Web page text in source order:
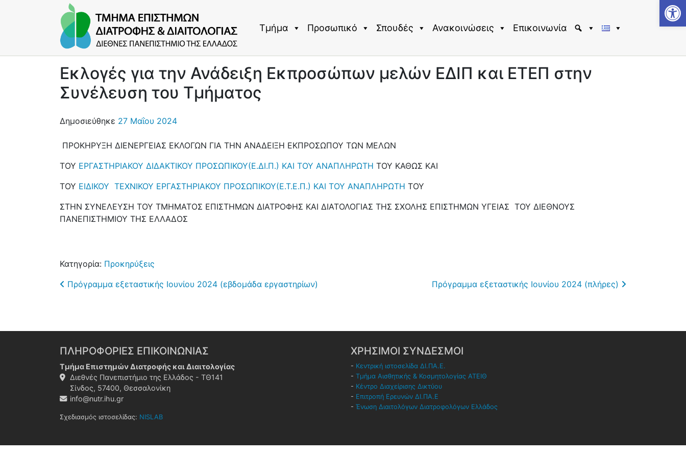
Τμήμα Προσωπικό Σπουδές Ανακοινώσεις Επικοινωνία
Εκλογές για την Ανάδειξη Εκπροσώπων μελών ΕΔΙΠ και ΕΤΕΠ στην
Συνέλευση του Τμήματος
Δημοσιεύθηκε 27 Μαΐου 2024
ΠΡΟΚΗΡΥΞΗ ΔΙΕΝΕΡΓΕΙΑΣ ΕΚΛΟΓΩΝ ΓΙΑ ΤΗΝ ΑΝΑΔΕΙΞΗ ΕΚΠΡΟΣΩΠΟΥ ΤΩΝ ΜΕΛΩΝ
ΤΟΥ ΕΡΓΑΣΤΗΡΙΑΚΟΥ ΔΙΔΑΚΤΙΚΟΥ ΠΡΟΣΩΠΙΚΟΥ(Ε.ΔΙ.Π.) ΚΑΙ ΤΟΥ ΑΝΑΠΛΗΡΩΤΗ ΤΟΥ ΚΑΘΩΣ ΚΑΙ
ΤΟΥ ΕΙΔΙΚΟΥ ΤΕΧΝΙΚΟΥ ΕΡΓΑΣΤΗΡΙΑΚΟΥ ΠΡΟΣΩΠΙΚΟΥ(Ε.Τ.Ε.Π.) ΚΑΙ ΤΟΥ ΑΝΑΠΛΗΡΩΤΗ ΤΟΥ
ΣΤΗΝ ΣΥΝΕΛΕΥΣΗ ΤΟΥ ΤΜΗΜΑΤΟΣ ΕΠΙΣΤΗΜΩΝ ΔΙΑΤΡΟΦΗΣ ΚΑΙ ΔΙΑΤΟΛΟΓΙΑΣ ΤΗΣ ΣΧΟΛΗΣ ΕΠΙΣΤΗΜΩΝ ΥΓΕΙΑΣ ΤΟΥ ΔΙΕΘΝΟΥΣ
ΠΑΝΕΠΙΣΤΗΜΙΟΥ ΤΗΣ ΕΛΛΑΔΟΣ
Κατηγορία: Προκηρύξεις
Post navigation
Πρόγραμμα εξεταστικής Ιουνίου 2024 (εβδομάδα εργαστηρίων) Πρόγραμμα εξεταστικής Ιουνίου 2024 (πλήρες)
ΠΛΗΡΟΦΟΡΙΕΣ ΕΠΙΚΟΙΝΩΝΙΑΣ
Τμήμα Επιστημών Διατροφής και Διαιτολογίας
Διεθνές Πανεπιστήμιο της Ελλάδος - ΤΘ141
Σίνδος, 57400, Θεσσαλονίκη
info@nutr.ihu.gr
Σχεδιασμός ιστοσελίδας: NISLAB
ΧΡΗΣΙΜΟΙ ΣΥΝΔΕΣΜΟΙ
- Κεντρική ιστοσελίδα ΔΙ.ΠΑ.Ε.
- Τμήμα Αισθητικής & Κοσμητολογίας ΑΤΕΙΘ
- Κέντρο Διαχείρισης Δικτύου
- Επιτροπή Ερευνών ΔΙ.ΠΑ.Ε
- Ένωση Διαιτολόγων Διατροφολόγων Ελλάδος